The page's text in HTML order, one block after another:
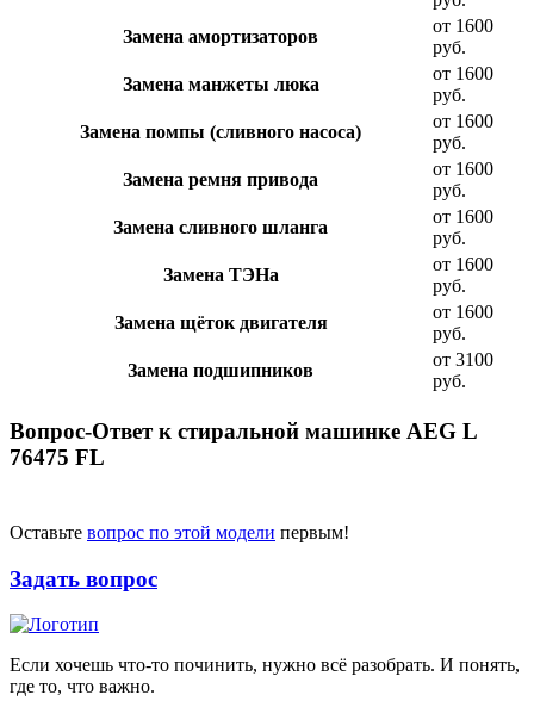
Замена амортизаторов
от 1600
руб.
Замена манжеты люка
от 1600
руб.
Замена помпы (сливного насоса)
от 1600
руб.
Замена ремня привода
от 1600
руб.
Замена сливного шланга
от 1600
руб.
Замена ТЭНа
от 1600
руб.
Замена щёток двигателя
от 1600
руб.
Замена подшипников
от 3100
руб.
Вопрос-Ответ к стиральной машинке AEG L
76475 FL
Оставьте вопрос по этой модели первым!
Задать вопрос
Если хочешь что-то починить, нужно всё разобрать. И понять,
где то, что важно.